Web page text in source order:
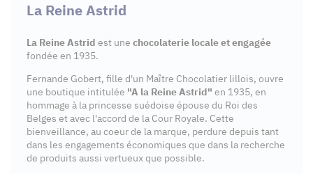
La Reine Astrid
La Reine Astrid est une chocolaterie locale et engagée
fondée en 1935.
Fernande Gobert, fille d'un Maître Chocolatier lillois, ouvre
une boutique intitulée "A la Reine Astrid" en 1935, en
hommage à la princesse suédoise épouse du Roi des
Belges et avec l'accord de la Cour Royale. Cette
bienveillance, au coeur de la marque, perdure depuis tant
dans les engagements économiques que dans la recherche
de produits aussi vertueux que possible.